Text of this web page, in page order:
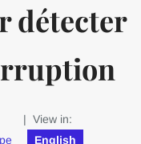
détecter
| View in:
English